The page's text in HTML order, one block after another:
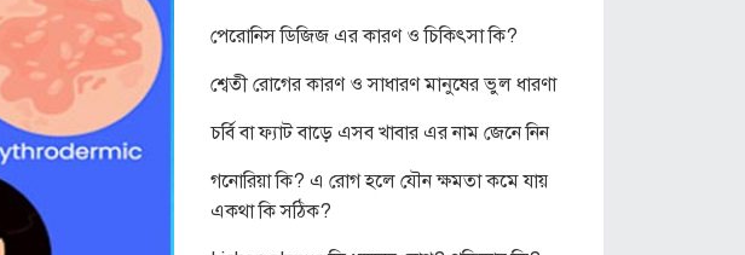
পেরোনিস ডিজিজ এর কারণ ও চিকিৎসা কি?
শ্বেতী রোগের কারণ ও সাধারণ মানুষের ভুল ধারণা
চর্বি বা ফ্যাট বাড়ে এসব খাবার এর নাম জেনে নিন
গনোরিয়া কি? এ রোগ হলে যৌন ক্ষমতা কমে যায়
একথা কি সঠিক?